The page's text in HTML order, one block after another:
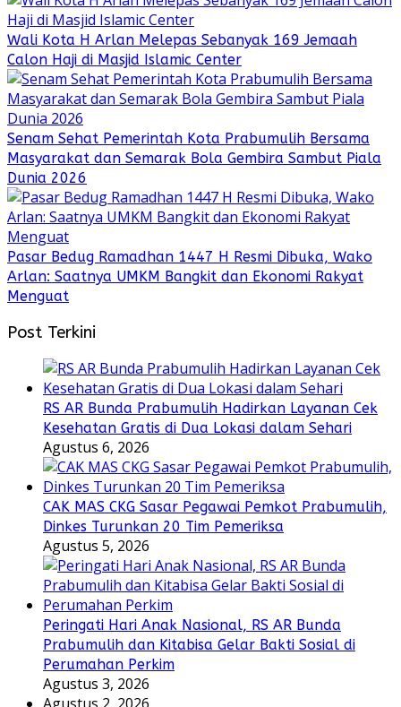
Wali Kota H Arlan Melepas Sebanyak 169 Jemaah
Calon Haji di Masjid Islamic Center
Senam Sehat Pemerintah Kota Prabumulih Bersama
Masyarakat dan Semarak Bola Gembira Sambut Piala
Dunia 2026
Pasar Bedug Ramadhan 1447 H Resmi Dibuka, Wako
Arlan: Saatnya UMKM Bangkit dan Ekonomi Rakyat
Menguat
Post Terkini
RS AR Bunda Prabumulih Hadirkan Layanan Cek
Kesehatan Gratis di Dua Lokasi dalam Sehari
Agustus 6, 2026
CAK MAS CKG Sasar Pegawai Pemkot Prabumulih,
Dinkes Turunkan 20 Tim Pemeriksa
Agustus 5, 2026
Peringati Hari Anak Nasional, RS AR Bunda
Prabumulih dan Kitabisa Gelar Bakti Sosial di
Perumahan Perkim
Agustus 3, 2026